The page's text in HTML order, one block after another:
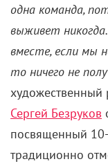
одна команда,
выживет
вместе, если мы
то ничего не
художественный
Сергей Безруков
посвященный
традиционно